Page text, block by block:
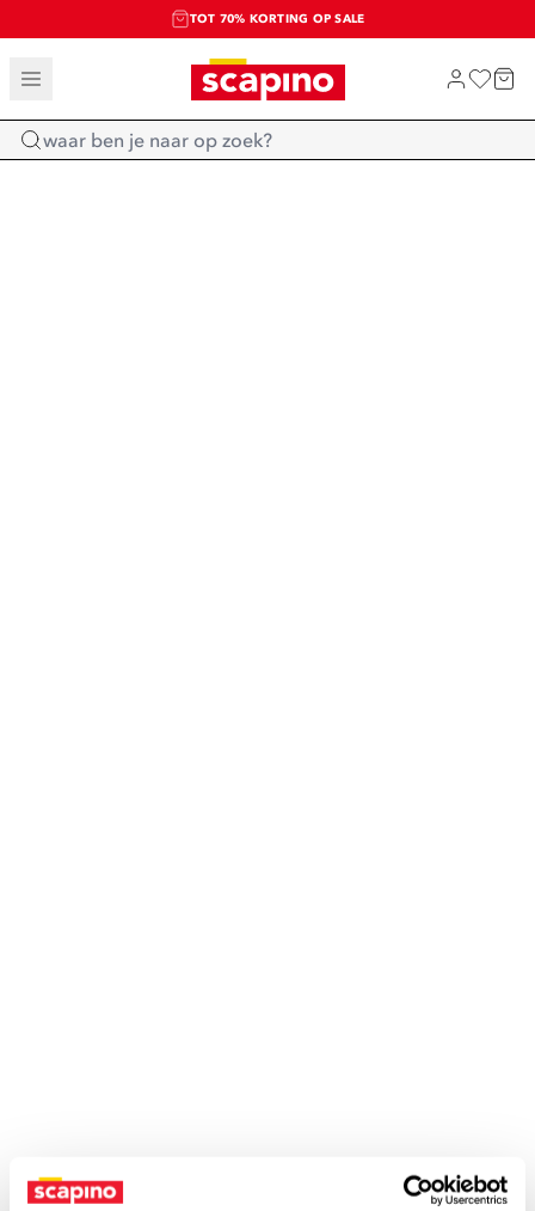
TOT 70% KORTING OP SALE
SALE: LAATSTE KANS!
SHOP NIEUW
Home